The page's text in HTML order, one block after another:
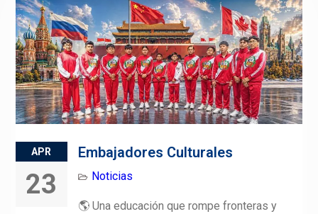
APR
23
Embajadores Culturales
Noticias
🌎 Una educación que rompe fronteras y